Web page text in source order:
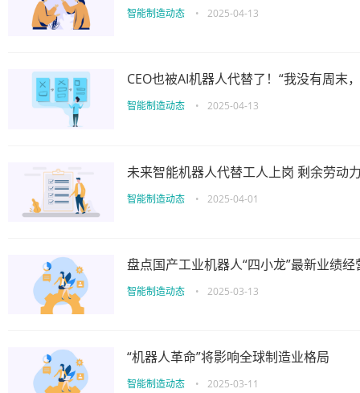
智能制造动态 • 2025-04-13
CEO也被AI机器人代替了！“我没有周末
智能制造动态 • 2025-04-13
未来智能机器人代替工人上岗 剩余劳动
智能制造动态 • 2025-04-01
盘点国产工业机器人“四小龙”最新业绩
智能制造动态 • 2025-03-13
“机器人革命”将影响全球制造业格局
智能制造动态 • 2025-03-11